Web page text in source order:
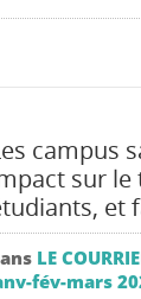
campus
sur le
et
LE
fév-mars